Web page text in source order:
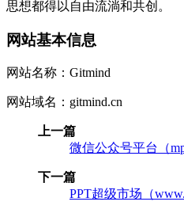
思想都得以自由流淌和共创。
网站基本信息
网站名称：Gitmind
网站域名：gitmind.cn
上一篇
微信公众号平台（
下一篇
PPT超级市场（